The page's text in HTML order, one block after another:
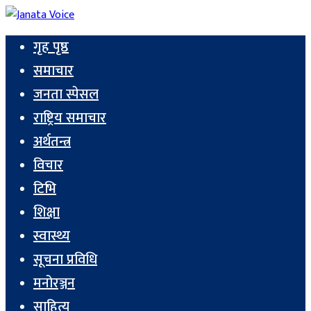
गृह पृष्ठ
समाचार
जनता स्पेसल
राष्ट्रिय समाचार
अर्थतन्त्र
विचार
टिभि
शिक्षा
स्वास्थ्य
सूचना प्रविधि
मनोरञ्जन